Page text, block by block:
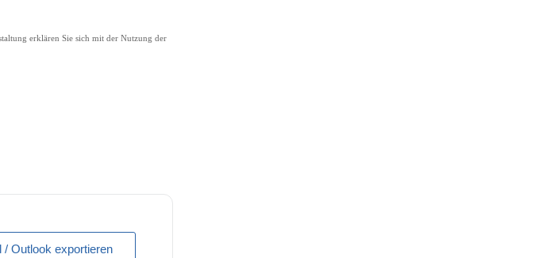
erklären Sie sich mit der Nutzung der
/ Outlook exportieren